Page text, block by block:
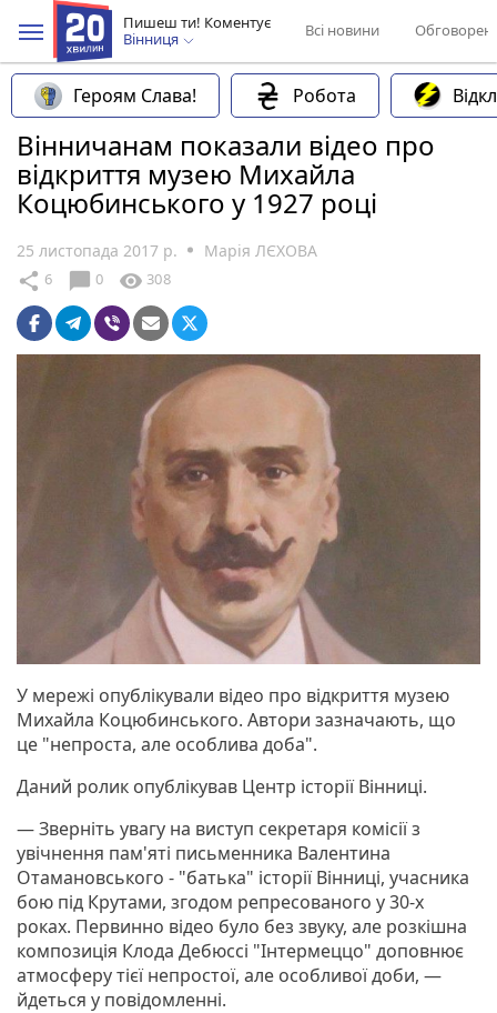
Пишеш ти! Коментує
Вінниця
Всі новини
Героям Слава! Робота
Вінничанам показали відео про
відкриття музею Михайла
Коцюбинського у 1927 році
25 листопада 2017 р. Марія ЛЄХОВА
share 6 chat_bubble 0 visibility 308
У мережі опублікували відео про відкриття музею
Михайла Коцюбинського. Автори зазначають, що
це "непроста, але особлива доба".
Даний ролик опублікував Центр історії Вінниці.
— Зверніть увагу на виступ секретаря комісії з
увічнення пам'яті письменника Валентина
Отамановського - "батька" історії Вінниці, учасника
бою під Крутами, згодом репресованого у 30-х
роках. Первинно відео було без звуку, але розкішна
композиція Клода Дебюссі "Інтермеццо" доповнює
атмосферу тієї непростої, але особливої доби, —
йдеться у повідомленні.